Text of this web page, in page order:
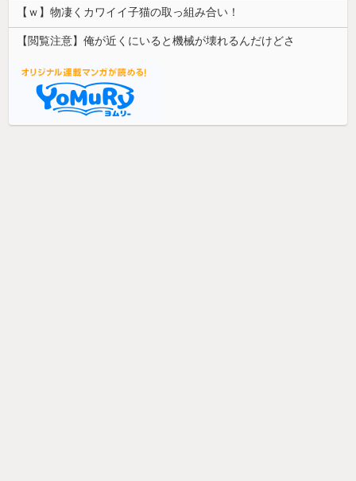
【ｗ】物凄くカワイイ子猫の取っ組み合い！
【閲覧注意】俺が近くにいると機械が壊れるんだけどさ